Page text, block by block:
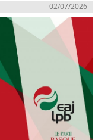
02/07/2026